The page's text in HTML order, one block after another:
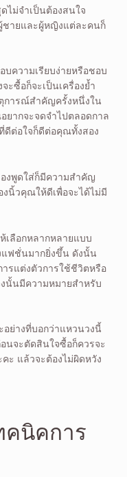
ไม่จำเป็นต้องสนใจ
ชายและผู้หญิงแต่ละคนก็
ความเรียบง่ายหรือชอบ
ซื้อก็จะเป็นเครื่องย้ำ
การณ์สำคัญครั้งหนึ่งใน
ยากจะจดจำไปตลอดกาล
ดีต่อใจก็ดีต่อคุณทั้งสอง
งพูดใส่ก็มีความสำคัญ
นิ้วคุณให้ดีเพื่อจะได้ไม่มี
เลือกหลากหลายแบบ
แฟชั่นมากยิ่งขึ้น ดังนั้น
รแต่งตัวการใช้ชีวิตหรือ
นั้นมีความหมายสำหรับ
อย่างที่บอกว่าแหวนวงนี้
นจะตัดสินใจซื้อก็ควรจะ
ะ แล้วจะต้องไม่ผิดหวัง
คนิคการ